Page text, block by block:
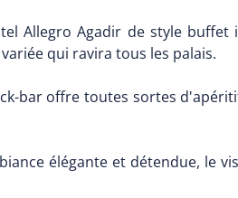
Allegro Agadir de style
qui ravira tous les palais.
bar offre toutes sortes
élégante et détendue, le